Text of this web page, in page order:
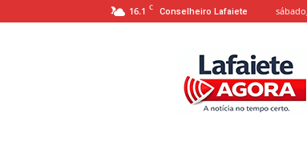
16.1 C Conselheiro Lafaiete